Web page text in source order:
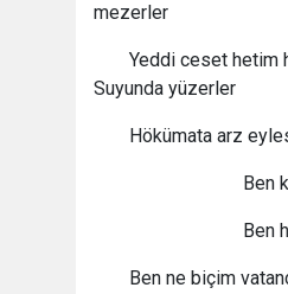
mezerler
Yeddi ceset hetim
Suyunda yüzerler
Hökümata arz
Ben
Ben
Ben ne biçim